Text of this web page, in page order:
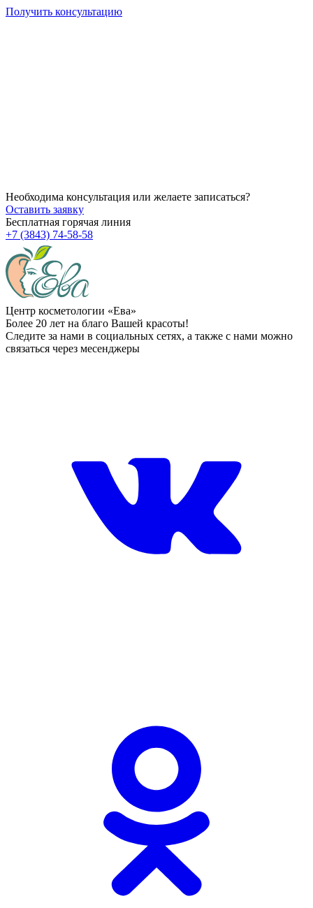
Получить консультацию
Необходима консультация или желаете записаться?
Оставить заявку
Бесплатная горячая линия
+7 (3843) 74-58-58
Центр косметологии «Ева»
Более 20 лет на благо Вашей красоты!
Следите за нами в социальных сетях, а также с нами можно
связаться через месенджеры